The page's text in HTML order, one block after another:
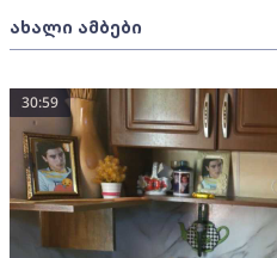
ახალი ამბები
30:59